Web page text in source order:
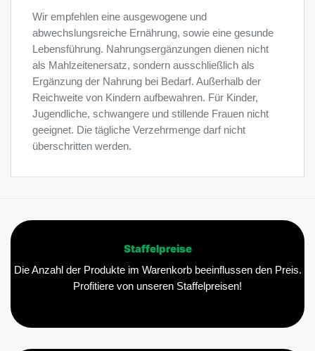
Wir empfehlen eine ausgewogene und
abwechslungsreiche Ernährung, sowie eine gesunde
Lebensführung. Nahrungsergänzungen dienen nicht
als Mahlzeitenersatz, sondern ausschließlich als
Ergänzung der Nahrung bei Bedarf. Außerhalb der
Reichweite von Kindern aufbewahren. Für Kinder,
Jugendliche, schwangere und stillende Frauen nicht
geeignet. Die tägliche Verzehrmenge darf nicht
überschritten werden.
Staffelpreise
Die Anzahl der Produkte im Warenkorb beeinflussen den Preis.
Profitiere von unseren Staffelpreisen!